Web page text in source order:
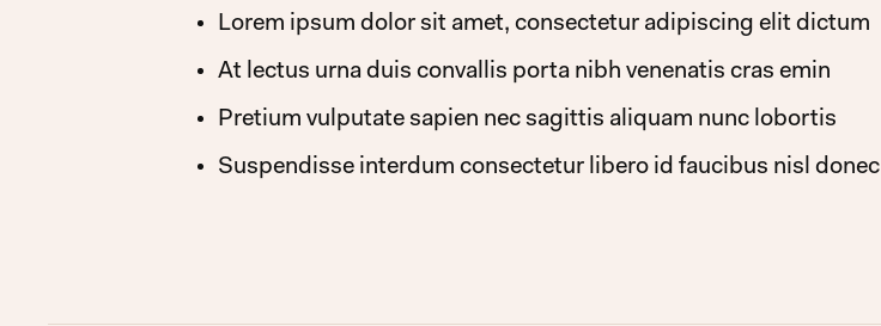
Lorem ipsum dolor sit amet, consectetur adipiscing elit dictum
At lectus urna duis convallis porta nibh venenatis cras emin
Pretium vulputate sapien nec sagittis aliquam nunc lobortis
Suspendisse interdum consectetur libero id faucibus nisl donec